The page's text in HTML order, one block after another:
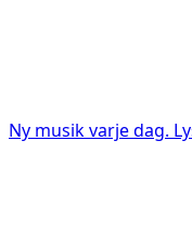
Ny musik varje dag.